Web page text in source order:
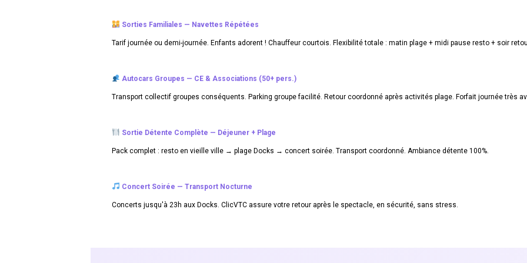
Sorties Familiales — Navettes Répétées
Tarif journée ou demi-journée. Enfants adorent ! Chauffeur courtois. Flexibilité totale : matin plage + midi pause resto + soir
Autocars Groupes — CE & Associations (50+ pers.)
Transport collectif groupes conséquents. Parking groupe facilité. Retour coordonné après activités plage. Forfait journée très
Sortie Détente Complète — Déjeuner + Plage
Pack complet : resto en vieille ville → plage Docks → concert soirée. Transport coordonné. Ambiance détente 100%.
Concert Soirée — Transport Nocturne
Concerts jusqu'à 23h aux Docks. ClicVTC assure votre retour après le spectacle, en sécurité, sans stress.